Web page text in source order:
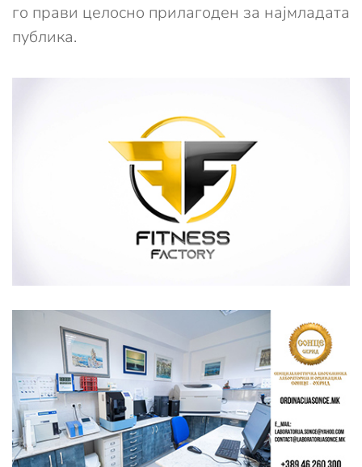
го прави целосно прилагоден за најмладата
публика.